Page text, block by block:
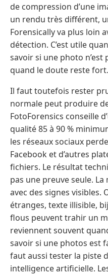
de compression d’une
un rendu très différent,
Forensically va plus loin
détection. C’est utile
savoir si une photo
quand le doute reste fort.
Il faut toutefois rester
normale peut produire
FotoForensics conseille
qualité 85 à 90 %
les réseaux sociaux
Facebook et d’autres
fichiers. Le résultat
pas une preuve seule.
avec des signes visibles.
étranges, texte illisible,
flous peuvent trahir un
reviennent souvent
savoir si une photos est
faut aussi tester la piste
intelligence artificielle.